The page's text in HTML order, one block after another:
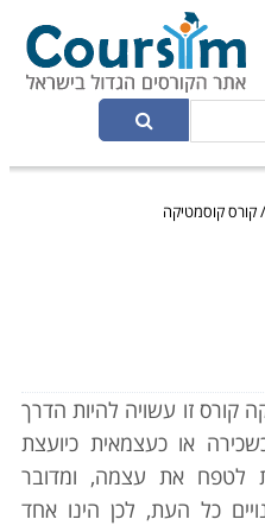
/קורס קוסמטיקה
קורס זו עשויה להיות הדרך
או כעצמאית כיועצת
לטפח את עצמה, ומדובר
כל העת, לכן הינו אחד